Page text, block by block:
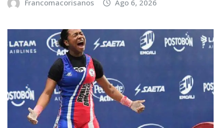
Francomacorisanos Ago 6, 2026